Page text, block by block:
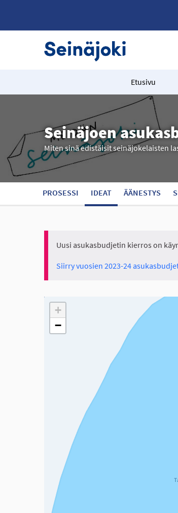
Etusivu
Seinäjoen
Miten sinä edistäisit seinäjokelaisten
PROSESSI IDEAT ÄÄNESTYS
Uusi asukasbudjetin kierros on
Siirry vuosien 2023-24
Seuraavassa elementissä on kartta,
+
−